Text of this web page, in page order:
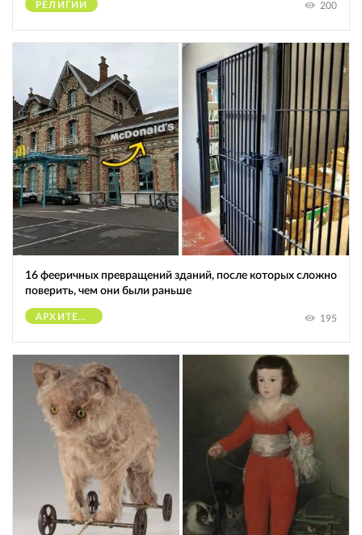
РЕЛИГИИ 200
16 фееричных превращений зданий, после которых сложно
поверить, чем они были раньше
АРХИТЕКТУРА 195